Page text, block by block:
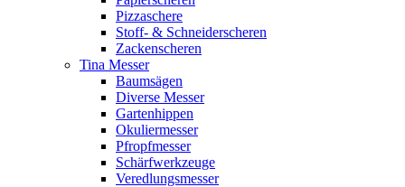
Pizzaschere
Stoff- & Schneiderscheren
Zackenscheren
Tina Messer
Baumsägen
Diverse Messer
Gartenhippen
Okuliermesser
Pfropfmesser
Schärfwerkzeuge
Veredlungsmesser